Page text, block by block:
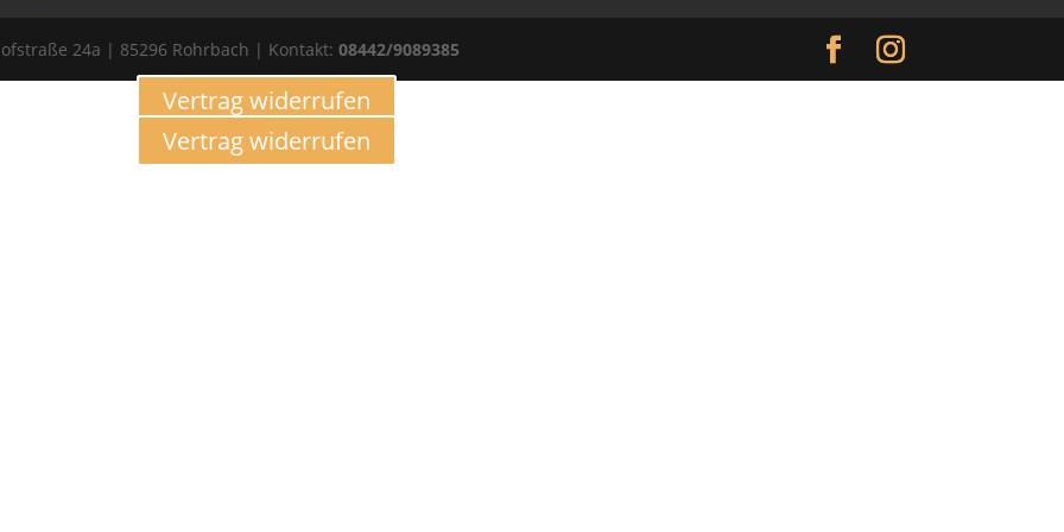
24a | 85296 Rohrbach | Kontakt:08442/9089385
Vertrag widerrufen
Vertrag widerrufen